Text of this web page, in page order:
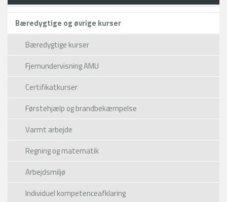
Bæredygtige og øvrige kurser
Bæredygtige kurser
Fjernundervisning AMU
Certifikatkurser
Førstehjælp og brandbekæmpelse
Varmt arbejde
Regning og matematik
Arbejdsmiljø
Individuel kompetenceafklaring